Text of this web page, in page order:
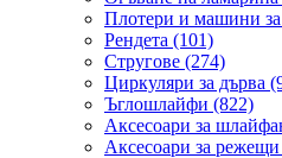
Плотери и машини за
Рендета (101)
Стругове (274)
Циркуляри за дърва
Ъглошлайфи (822)
Аксесоари за
Аксесоари за